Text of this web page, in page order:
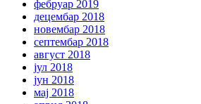
фебруар 2019
децембар 2018
новембар 2018
септембар 2018
август 2018
јул 2018
јун 2018
мај 2018